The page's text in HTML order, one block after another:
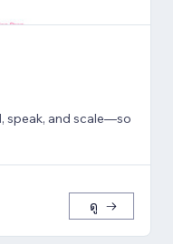
speak, and scale—so
ดู